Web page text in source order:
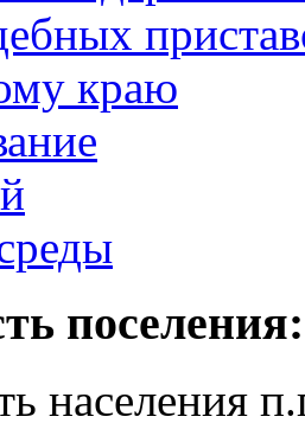
поселения:
населения